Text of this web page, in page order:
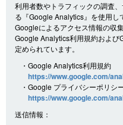
利用者数やトラフィックの調査
る『Google Analytics』を使用し
Googleによるアクセス情報の収
Google Analytics利用規約および
定められています。
・Google Analytics利用規約
https://www.google.com/
・Google プライバシーポリシ
https://www.google.com/
送信情報：